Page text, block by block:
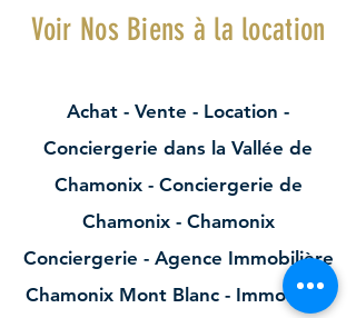
Voir Nos Biens à la location
Achat - Vente - Location -
Conciergerie dans la Vallée de
Chamonix - Conciergerie de
Chamonix - Chamonix
Conciergerie - Agence Immobilière
Chamonix Mont Blanc - Immobilier